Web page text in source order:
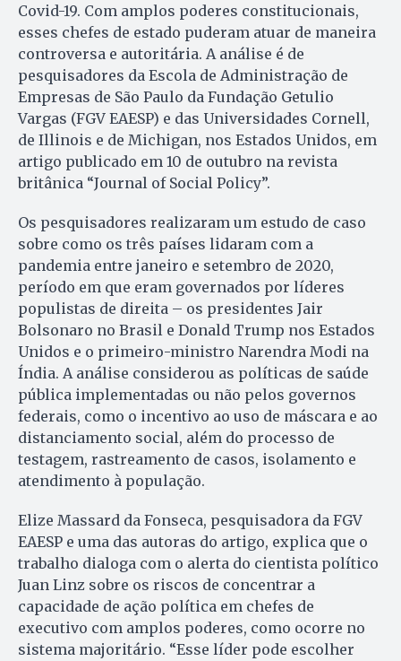
Covid-19. Com amplos poderes constitucionais,
esses chefes de estado puderam atuar de maneira
controversa e autoritária. A análise é de
pesquisadores da Escola de Administração de
Empresas de São Paulo da Fundação Getulio
Vargas (FGV EAESP) e das Universidades Cornell,
de Illinois e de Michigan, nos Estados Unidos, em
artigo publicado em 10 de outubro na revista
britânica “Journal of Social Policy”.
Os pesquisadores realizaram um estudo de caso
sobre como os três países lidaram com a
pandemia entre janeiro e setembro de 2020,
período em que eram governados por líderes
populistas de direita – os presidentes Jair
Bolsonaro no Brasil e Donald Trump nos Estados
Unidos e o primeiro-ministro Narendra Modi na
Índia. A análise considerou as políticas de saúde
pública implementadas ou não pelos governos
federais, como o incentivo ao uso de máscara e ao
distanciamento social, além do processo de
testagem, rastreamento de casos, isolamento e
atendimento à população.
Elize Massard da Fonseca, pesquisadora da FGV
EAESP e uma das autoras do artigo, explica que o
trabalho dialoga com o alerta do cientista político
Juan Linz sobre os riscos de concentrar a
capacidade de ação política em chefes de
executivo com amplos poderes, como ocorre no
sistema majoritário. “Esse líder pode escolher